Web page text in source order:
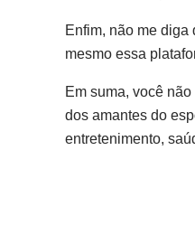
Enfim, não me
mesmo essa
Em suma, você
dos amantes do
entretenimento,